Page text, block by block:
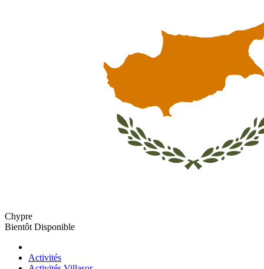
Chypre
Bientôt Disponible
Activités